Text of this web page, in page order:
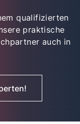
qualifizierten
praktische
auch in